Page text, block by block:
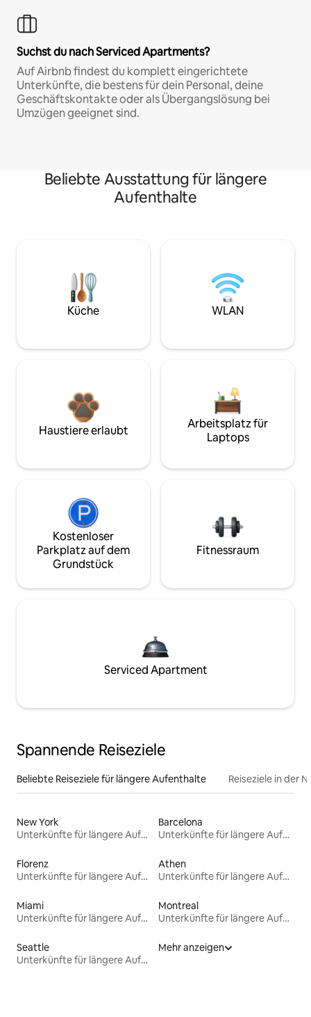
Suchst du nach Serviced Apartments?
Auf Airbnb findest du komplett eingerichtete
Unterkünfte, die bestens für dein Personal, deine
Geschäftskontakte oder als Übergangslösung bei
Umzügen geeignet sind.
Beliebte Ausstattung für längere
Aufenthalte
Küche WLAN
Haustiere erlaubt
Arbeitsplatz für
Laptops
Kostenloser
Parkplatz auf dem
Grundstück
Fitnessraum
Serviced Apartment
Spannende Reiseziele
Beliebte Reiseziele für längere Aufenthalte Reiseziele in der
New York
Unterkünfte für längere Aufenthalte
Barcelona
Unterkünfte für längere Aufenthalte
Florenz
Unterkünfte für längere Aufenthalte
Athen
Unterkünfte für längere Aufenthalte
Miami
Unterkünfte für längere Aufenthalte
Montreal
Unterkünfte für längere Aufenthalte
Seattle
Unterkünfte für längere Aufenthalte
Mehr anzeigen